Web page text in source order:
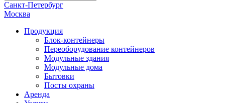
Санкт-Петербург
Москва
Продукция
Блок-контейнеры
Переоборудование контейнеров
Модульные здания
Модульные дома
Бытовки
Посты охраны
Аренда